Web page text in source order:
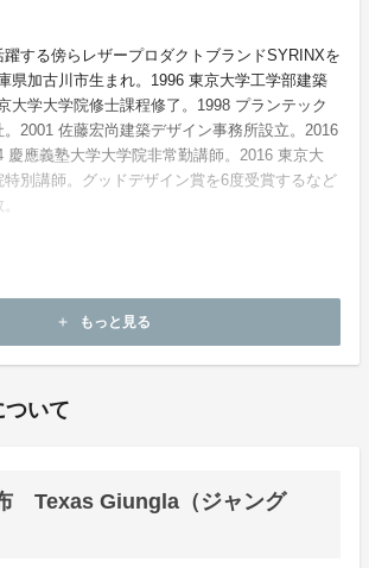
する傍らレザープロダクトブランドSYRINXを
県加古川市生まれ。1996 東京大学工学部建築
大学大学院修士課程修了。1998 プランテック
2001 佐藤宏尚建築デザイン事務所設立。2016
慶應義塾大学大学院非常勤講師。2016 東京大
別講師。グッドデザイン賞を6度受賞するなど
add もっと見る
ついて
布 Texas Giungla（ジャング